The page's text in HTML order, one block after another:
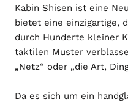
Kabin Shisen ist eine
bietet eine einzigartige,
durch Hunderte kleiner
taktilen Muster
„Netz“ oder „die Art,
Da es sich um ein